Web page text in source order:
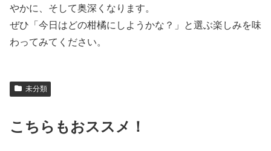
やかに、そして奥深くなります。
ぜひ「今日はどの柑橘にしようかな？」と選ぶ楽しみを味
わってみてください。
未分類
こちらもおススメ！